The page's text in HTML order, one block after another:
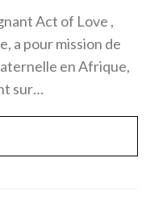
Act of Love ,
a pour mission de
en Afrique,
sur…